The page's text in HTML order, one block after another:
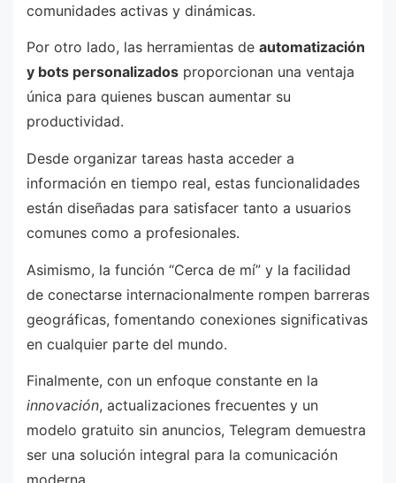
comunidades activas y dinámicas.
Por otro lado, las herramientas de automatización
y bots personalizados proporcionan una ventaja
única para quienes buscan aumentar su
productividad.
Desde organizar tareas hasta acceder a
información en tiempo real, estas funcionalidades
están diseñadas para satisfacer tanto a usuarios
comunes como a profesionales.
Asimismo, la función “Cerca de mí” y la facilidad
de conectarse internacionalmente rompen barreras
geográficas, fomentando conexiones significativas
en cualquier parte del mundo.
Finalmente, con un enfoque constante en la
innovación, actualizaciones frecuentes y un
modelo gratuito sin anuncios, Telegram demuestra
ser una solución integral para la comunicación